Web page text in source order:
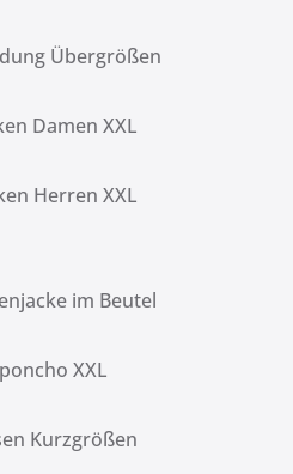
Übergrößen
Damen XXL
Herren XXL
im Beutel
XXL
Kurzgrößen